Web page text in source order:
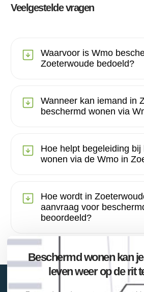
Veelgestelde vragen
Waarvoor is Wmo
Zoeterwoude bedoeld?
Wanneer kan iemand in
beschermd wonen via
Hoe helpt begeleiding bij
wonen via de Wmo in
Hoe wordt in
aanvraag voor
beoordeeld?
Beschermd wonen kan
leven weer op de rit